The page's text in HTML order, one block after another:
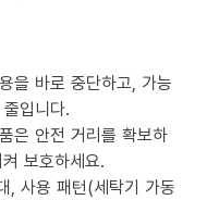
을 바로 중단하고, 가능
입니다.
은 안전 거리를 확보하
보호하세요.
, 사용 패턴(세탁기 가동